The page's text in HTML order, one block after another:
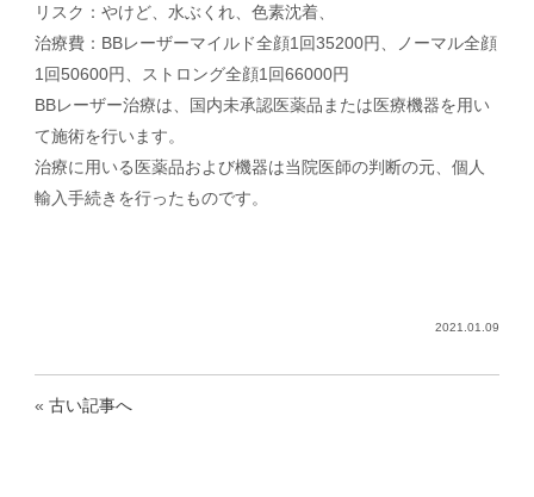
リスク：やけど、水ぶくれ、色素沈着、
治療費：BBレーザーマイルド全顔1回35200円、ノーマル全顔
1回50600円、ストロング全顔1回66000円
BBレーザー治療は、国内未承認医薬品または医療機器を用い
て施術を行います。
治療に用いる医薬品および機器は当院医師の判断の元、個人
輸入手続きを行ったものです。
2021.01.09
« 古い記事へ